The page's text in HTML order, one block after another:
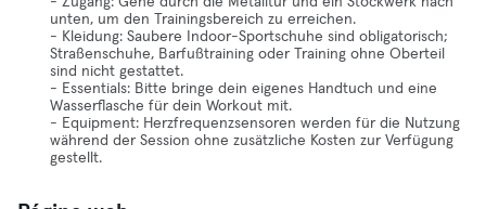
unten, um den Trainingsbereich zu erreichen.
- Kleidung: Saubere Indoor-Sportschuhe sind obligatorisch;
Straßenschuhe, Barfußtraining oder Training ohne Oberteil
sind nicht gestattet.
- Essentials: Bitte bringe dein eigenes Handtuch und eine
Wasserflasche für dein Workout mit.
- Equipment: Herzfrequenzsensoren werden für die Nutzung
während der Session ohne zusätzliche Kosten zur Verfügung
gestellt.